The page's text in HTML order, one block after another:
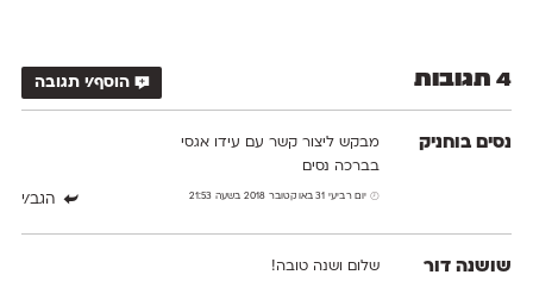
הוסף/י תגובה 4 תגובות
נסים בוחניק
מבקש ליצור קשר עם עידו אגסי
בברכה נסים
יום רביעי 31 באוקטובר 2018 בשעה 21:53 הגב/י
שושנה דור
שלום ושנה טובה!